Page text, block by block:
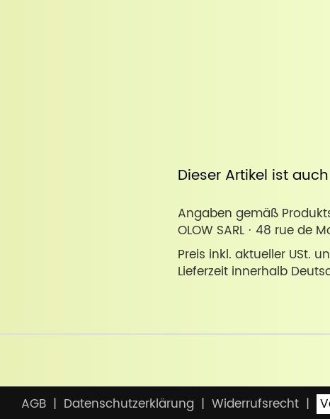
Dieser Artikel ist
Angaben gemäß
OLOW SARL · 48 rue de
Preis inkl. aktueller USt.
Lieferzeit innerhalb
AGB Datenschutzerklärung Widerrufsrecht